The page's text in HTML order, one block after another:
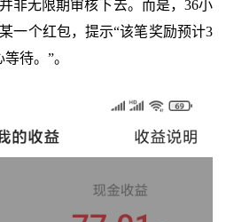
非无限期审核下去。而是，36小
一个红包，提示“该笔奖励预计3
待。”。